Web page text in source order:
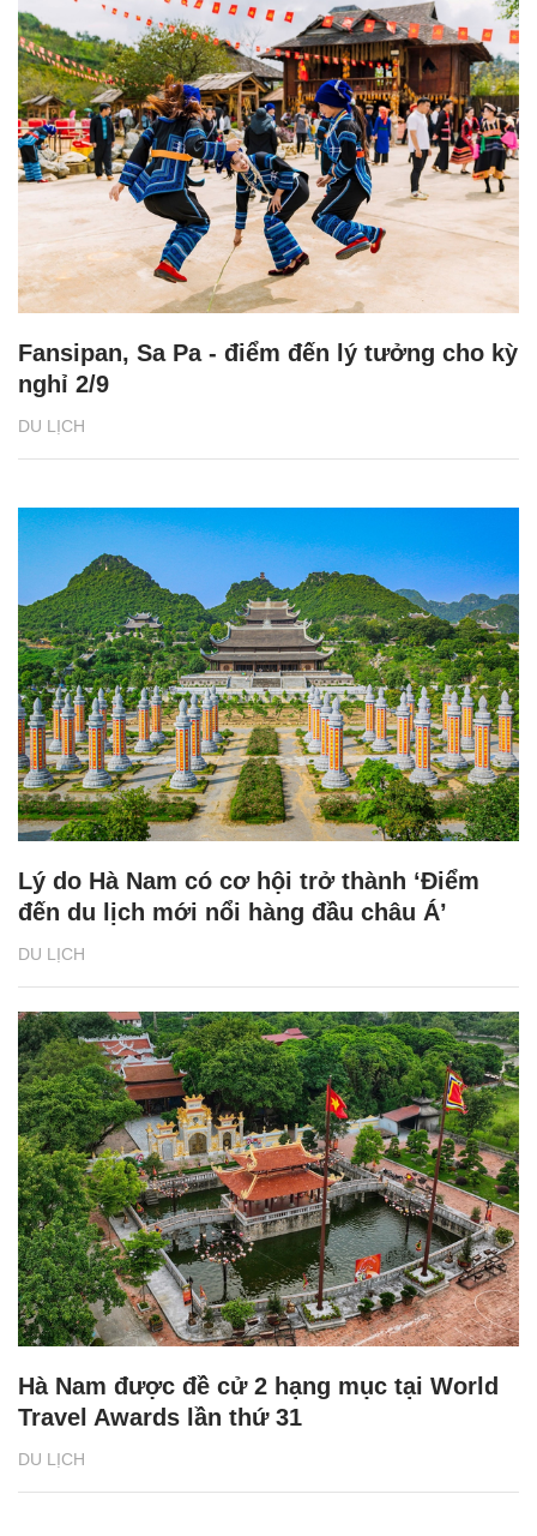
DU LỊCH
Fansipan, Sa Pa - điểm đến lý tưởng cho kỳ
nghỉ 2/9
DU LỊCH
Lý do Hà Nam có cơ hội trở thành ‘Điểm
đến du lịch mới nổi hàng đầu châu Á’
DU LỊCH
Hà Nam được đề cử 2 hạng mục tại World
Travel Awards lần thứ 31